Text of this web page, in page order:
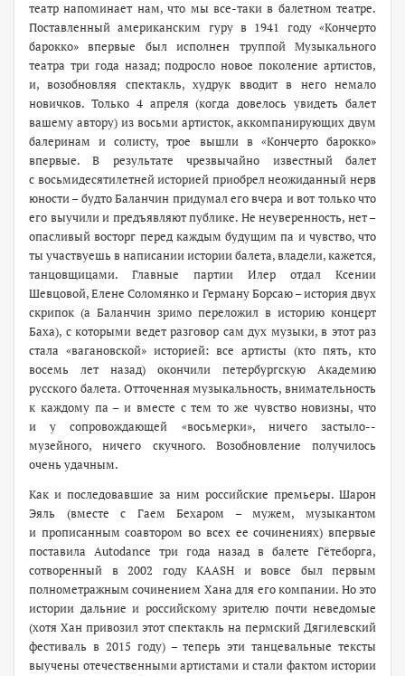
театр напоминает нам, что мы ­все-таки в балетном театре.
Поставленный американским гуру в 1941 году «Кончерто
барокко» впервые был исполнен труппой Музыкального
театра три года назад; подросло новое поколение артистов,
и, возобновляя спектакль, худрук вводит в него немало
новичков. Только 4 апреля (когда довелось увидеть балет
вашему автору) из восьми артисток, аккомпанирующих двум
балеринам и солисту, трое вышли в «Кончерто барокко»
впервые. В результате чрезвычайно известный балет
с восьмидесятилетней историей приобрел неожиданный нерв
юности – будто Баланчин придумал его вчера и вот только что
его выучили и предъявляют публике. Не неуверенность, нет –
опасливый восторг перед каждым будущим па и чувство, что
ты участвуешь в написании истории балета, владели, кажется,
танцовщицами. Главные партии Илер отдал Ксении
Шевцовой, Елене Соломянко и Герману Борсаю – история двух
скрипок (а Баланчин зримо переложил в историю концерт
Баха), с которыми ведет разговор сам дух музыки, в этот раз
стала «вагановской» историей: все артисты (кто пять, кто
восемь лет назад) окончили петербургскую Академию
русского балета. Отточенная музыкальность, внимательность
к каждому па – и вместе с тем то же чувство новизны, что
и у сопровождающей «восьмерки», ничего застыло-­
музейного, ничего скучного. Возобновление получилось
очень удачным.
Как и последовавшие за ним российские премьеры. Шарон
Эяль (вместе с Гаем Бехаром – мужем, музыкантом
и прописанным соавтором во всех ее сочинениях) впервые
поставила Autodance три года назад в балете Гётеборга,
сотворенный в 2002 году KAASH и вовсе был первым
полнометражным сочинением Хана для его компании. Но это
истории дальние и российскому зрителю почти неведомые
(хотя Хан привозил этот спектакль на пермский Дягилевский
фестиваль в 2015 году) – теперь эти танцевальные тексты
выучены отечественными артистами и стали фактом истории